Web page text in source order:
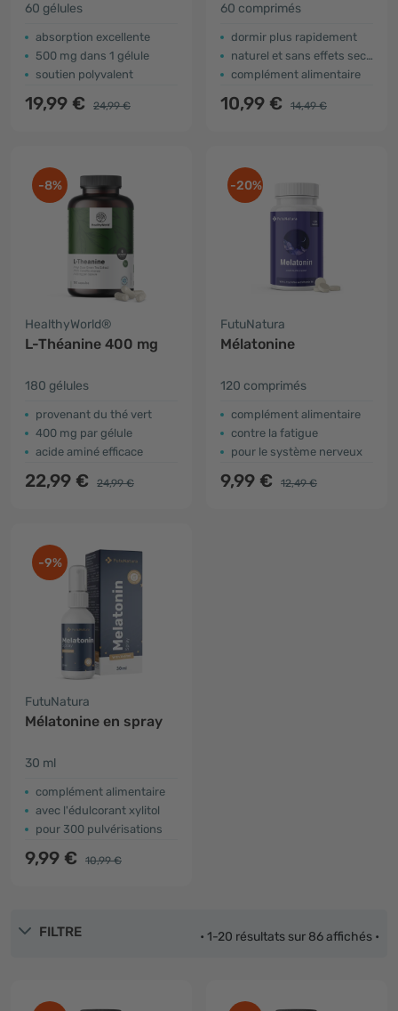
60 gélules
absorption excellente
500 mg dans 1 gélule
soutien polyvalent
19,99 € 24,99 €
60 comprimés
dormir plus rapidement
naturel et sans effets secondaires
complément alimentaire
10,99 € 14,49 €
-8%
HealthyWorld®
L-Théanine 400 mg
180 gélules
provenant du thé vert
400 mg par gélule
acide aminé efficace
22,99 € 24,99 €
-20%
FutuNatura
Mélatonine
120 comprimés
complément alimentaire
contre la fatigue
pour le système nerveux
9,99 € 12,49 €
-9%
FutuNatura
Mélatonine en spray
30 ml
complément alimentaire
avec l'édulcorant xylitol
pour 300 pulvérisations
9,99 € 10,99 €
FILTRE • 1-20 résultats sur 86 affichés •